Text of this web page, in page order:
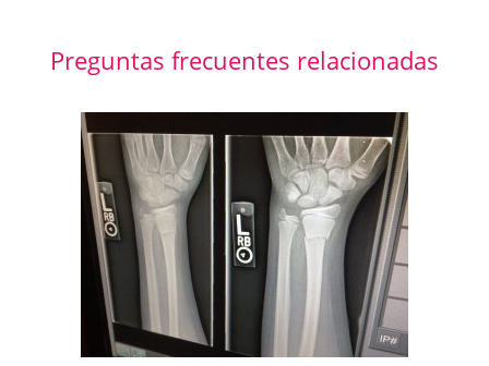
Preguntas frecuentes relacionadas